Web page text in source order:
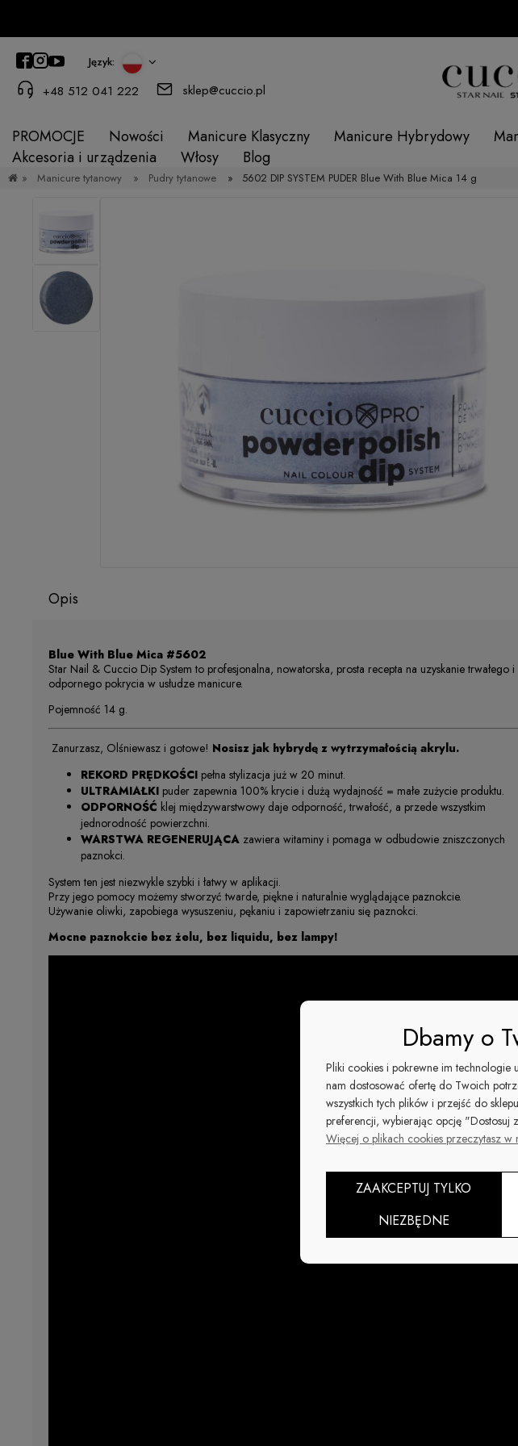
Język:
+48 512 041 222 sklep@cuccio.pl
PROMOCJE Nowości Manicure Klasyczny Manicure Hybrydowy
Akcesoria i urządzenia
Włosy Blog
» Manicure tytanowy » Pudry tytanowe » 5602 DIP SYSTEM PUDER Blue With Blue Mica 14 g
Opis
Blue With Blue Mica #5602
Star Nail & Cuccio Dip System to profesjonalna, nowatorska, prosta recepta na uzyskanie trwałego i
odpornego pokrycia w usłudze manicure.
Pojemność 14 g.
Zanurzasz, Olśniewasz i gotowe! Nosisz jak hybrydę z wytrzymałością akrylu.
REKORD PRĘDKOŚCI pełna stylizacja już w 20 minut.
ULTRAMIAŁKI puder zapewnia 100% krycie i dużą wydajność = małe zużycie produktu.
ODPORNOŚĆ klej międzywarstwowy daje odporność, trwałość, a przede wszystkim
jednorodność powierzchni.
WARSTWA REGENERUJĄCA zawiera witaminy i pomaga w odbudowie zniszczonych
paznokci.
System ten jest niezwykle szybki i łatwy w aplikacji.
Przy jego pomocy możemy stworzyć twarde, piękne i naturalnie wyglądające paznokcie.
Używanie oliwki, zapobiega wysuszeniu, pękaniu i zapowietrzaniu się paznokci.
Mocne paznokcie bez żelu, bez liquidu, bez lampy!
Dbamy o
Pliki cookies i pokrewne im technologie
nam dostosować ofertę do Twoich
wszystkich tych plików i przejść do
preferencji, wybierając opcję "Dostosuj
Więcej o plikach cookies przeczytasz w
ZAAKCEPTUJ TYLKO
NIEZBĘDNE